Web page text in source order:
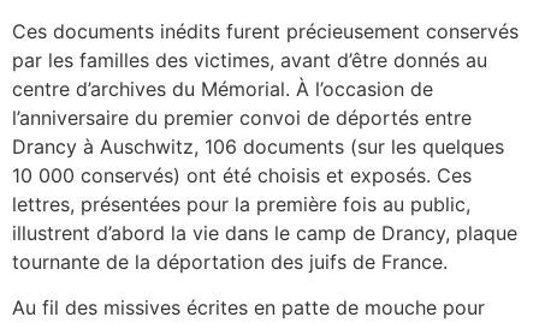
Ces documents inédits furent précieusement conservés
par les familles des victimes, avant d’être donnés au
centre d’archives du Mémorial. À l’occasion de
l’anniversaire du premier convoi de déportés entre
Drancy à Auschwitz, 106 documents (sur les quelques
10 000 conservés) ont été choisis et exposés. Ces
lettres, présentées pour la première fois au public,
illustrent d’abord la vie dans le camp de Drancy, plaque
tournante de la déportation des juifs de France.
Au fil des missives écrites en patte de mouche pour